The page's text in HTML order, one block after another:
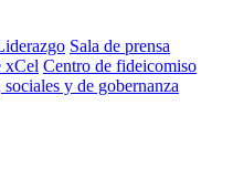
Sala de prensa
xCel Centro de fideicomiso
y de gobernanza